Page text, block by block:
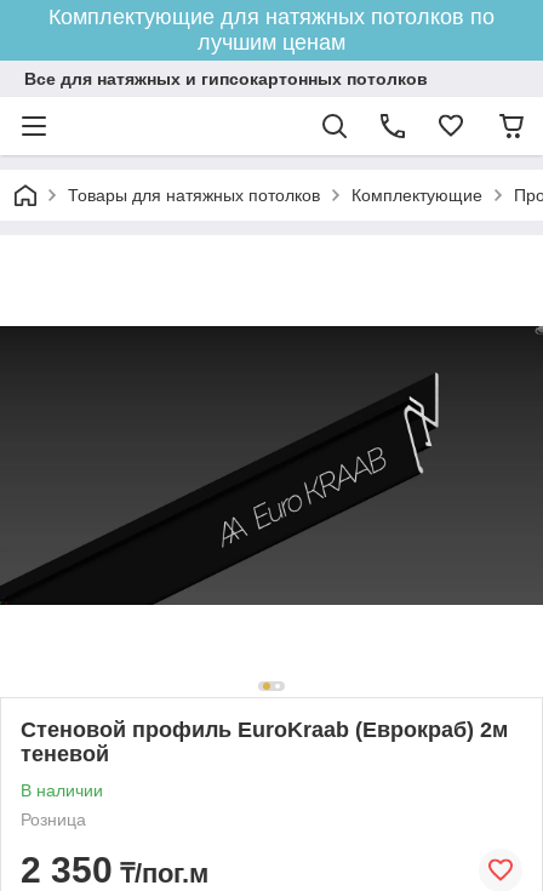
Комплектующие для натяжных потолков по
лучшим ценам
Все для натяжных и гипсокартонных потолков
Товары для натяжных потолков Комплектующие
Стеновой профиль EuroKraab (Еврокраб) 2м
теневой
В наличии
Розница
2 350 ₸/пог.м